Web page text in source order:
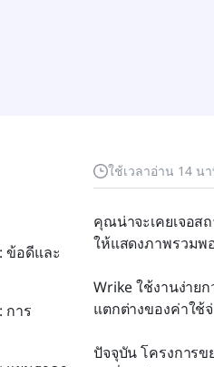
ใช้เวลาอ่าน 14 น
คุณน่าจะเคยเจอส
ให้แสดงภาพรวมพ
Wrike ใช้งานง่าย
แตกต่างของค่าใช้
ปัจจุบัน โครงการ
ข้อดีและ
การ